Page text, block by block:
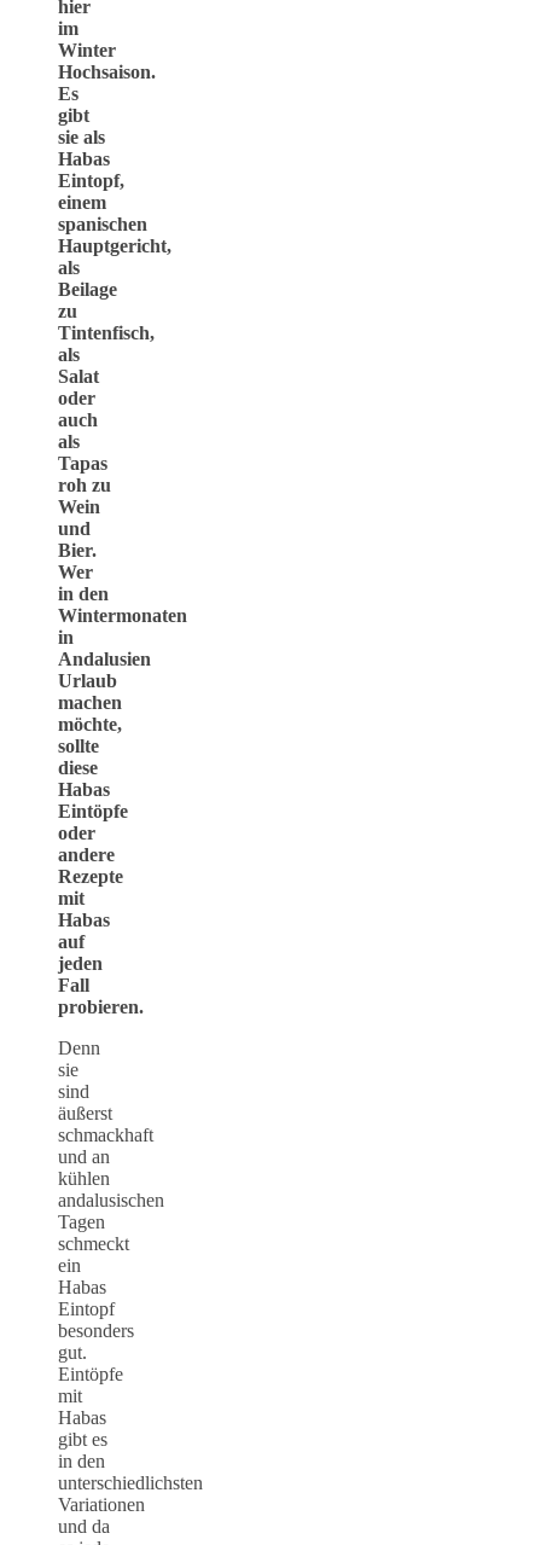
hier
im
Winter
Hochsaison.
Es
gibt
sie als
Habas
Eintopf,
einem
spanischen
Hauptgericht,
als
Beilage
zu
Tintenfisch,
als
Salat
oder
auch
als
Tapas
roh zu
Wein
und
Bier.
Wer
in den
Wintermonaten
in
Andalusien
Urlaub
machen
möchte,
sollte
diese
Habas
Eintöpfe
oder
andere
Rezepte
mit
Habas
auf
jeden
Fall
probieren.
Denn
sie
sind
äußerst
schmackhaft
und an
kühlen
andalusischen
Tagen
schmeckt
ein
Habas
Eintopf
besonders
gut.
Eintöpfe
mit
Habas
gibt es
in den
unterschiedlichsten
Variationen
und da